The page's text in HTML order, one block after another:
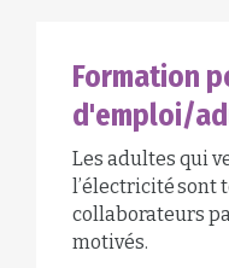
Formation
d'emploi/
Les adultes qui
l’électricité sont
collaborateurs
motivés.